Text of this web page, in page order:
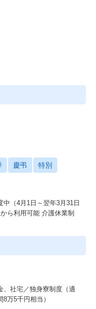
慶弔 特別
（4月1日～翌年3月31日
ら利用可能 介護休業制
、社宅／独身寮制度（適
万5千円相当）